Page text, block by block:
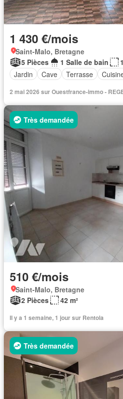
1 430 €/mois
Saint-Malo, Bretagne
5 Pièces
1 Salle de bain
Jardin
Cave Terrasse
2 mai 2026 sur Ouestfrance-immo -
Très demandée
510 €/mois
Saint-Malo, Bretagne
2 Pièces
42 m²
Il y a 1 semaine, 1 jour sur Rentola
Très demandée